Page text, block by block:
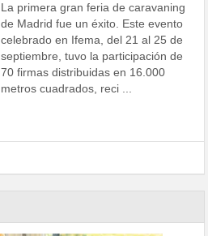
La primera gran feria de caravaning
de Madrid fue un éxito. Este evento
celebrado en Ifema, del 21 al 25 de
septiembre, tuvo la participación de
70 firmas distribuidas en 16.000
metros cuadrados, reci ...